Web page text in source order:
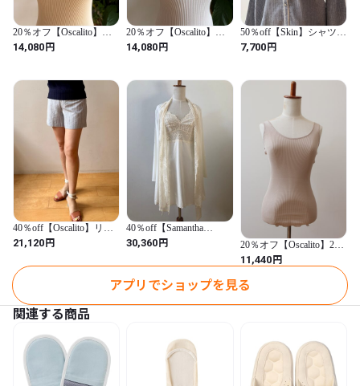
20％オフ【Oscalito】ダ
ブルストラップリブタン
クトップ コットン
14,080円
20％オフ【Oscalito】タ
ンクトップ white コット
ン100￥17,600→￥14080
14,080円
50％off【Skin】シャツ
コットン100 Gray
￥15,400→￥7700
7,700円
40％off【Oscalito】リネ
ンコットンボーダーショ
ートパンツ
21,120円
40％off【Samantha
Chang】ローブ＆キャミ
セット モダールの気持
30,360円
20％オフ【Oscalito】2色
Cork タンクトップ コッ
トン100
￥14300→￥11,440
11,440円
アプリでショップを見る
関連する商品